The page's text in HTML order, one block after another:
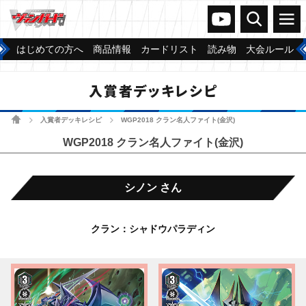
ヴァンガードch
検索 メニュー
はじめての方へ 商品情報 カードリスト 読み物 大会ルール
入賞者デッキレシピ
ホーム 入賞者デッキレシピ WGP2018 クラン名人ファイト(金沢)
WGP2018 クラン名人ファイト(金沢)
シノン さん
クラン：シャドウパラディン